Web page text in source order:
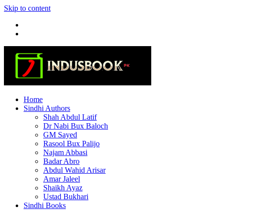
Skip to content
Home
Sindhi Authors
Shah Abdul Latif
Dr Nabi Bux Baloch
GM Sayed
Rasool Bux Palijo
Najam Abbasi
Badar Abro
Abdul Wahid Arisar
Amar Jaleel
Shaikh Ayaz
Ustad Bukhari
Sindhi Books